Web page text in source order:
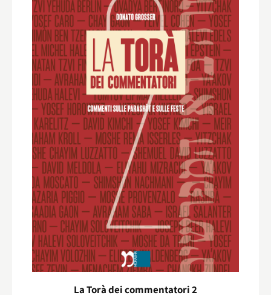
La Torà dei commentatori 2